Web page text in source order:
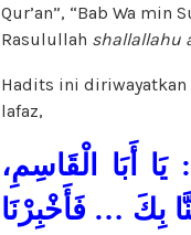
Qur’an”, “Bab Wa min
Rasulullah shallallahu
Hadits ini diriwayatkan
lafaz,
أَبَا الْقَاسِمِ،
بِكَ … فَأَخْبِرْنَا